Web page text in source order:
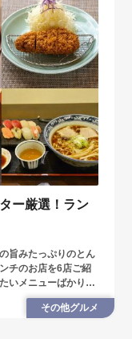
ー厳選！ラン
旨みたっぷりのとん
チのお店を6店ご紹
いメニューばかりで
その他グルメ